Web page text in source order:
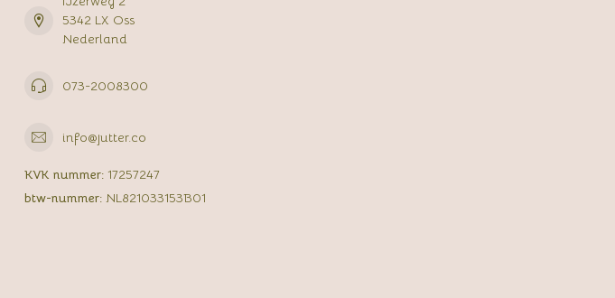
5342 LX Oss
Nederland
073-2008300
info@jutter.co
KVK nummer: 17257247
btw-nummer: NL821033153B01